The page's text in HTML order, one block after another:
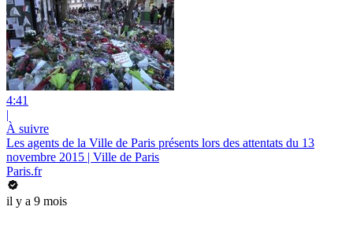
4:41
|
À suivre
Les agents de la Ville de Paris présents lors des attentats du 13
novembre 2015 | Ville de Paris
Paris.fr
il y a 9 mois